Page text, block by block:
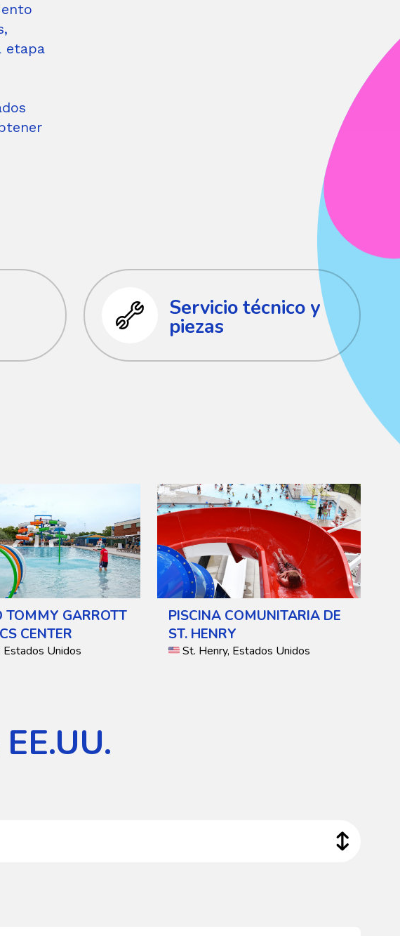
etapa
Servicio técnico y
piezas
TOMMY GARROTT
CENTER
Estados Unidos
PISCINA COMUNITARIA DE
ST. HENRY
St. Henry, Estados Unidos